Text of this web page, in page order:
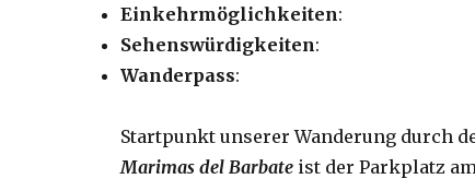
Einkehrmöglichkeiten:
Sehenswürdigkeiten:
Wanderpass:
Startpunkt unserer Wanderung durch
Marimas del Barbateist der Parkplatz